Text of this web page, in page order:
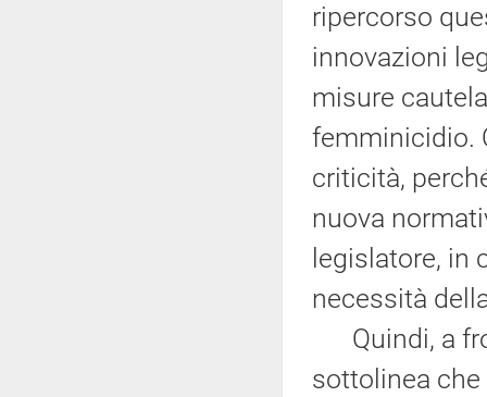
ripercorso
innovazioni
misure
femminicidio.
criticità,
nuova
legislatore, in
necessità
Quindi, a
sottolinea che